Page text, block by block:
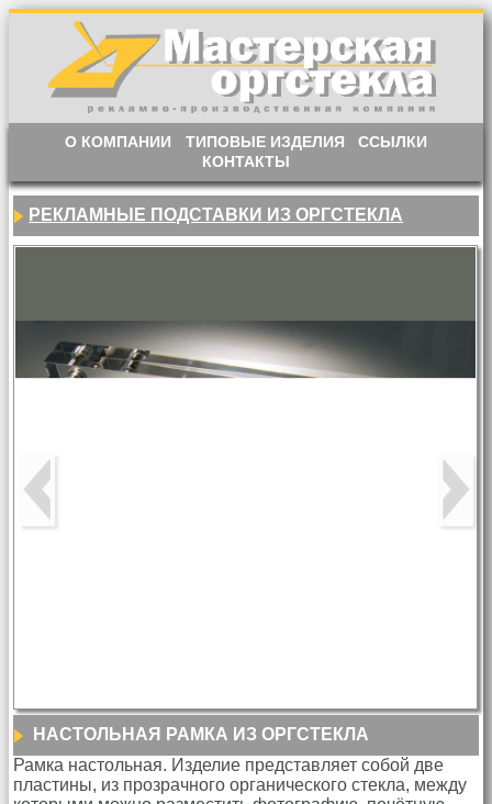
О КОМПАНИИ ТИПОВЫЕ ИЗДЕЛИЯ
ССЫЛКИ
КОНТАКТЫ
РЕКЛАМНЫЕ ПОДСТАВКИ ИЗ ОРГСТЕКЛА
НАСТОЛЬНАЯ РАМКА ИЗ ОРГСТЕКЛА
Рамка настольная. Изделие представляет собой две
пластины, из прозрачного органического стекла, между